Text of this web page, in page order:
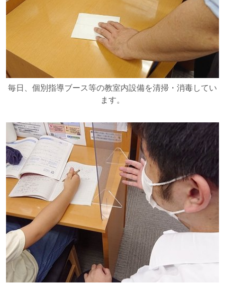
毎日、個別指導ブース等の教室内設備を清掃・消毒してい
ます。